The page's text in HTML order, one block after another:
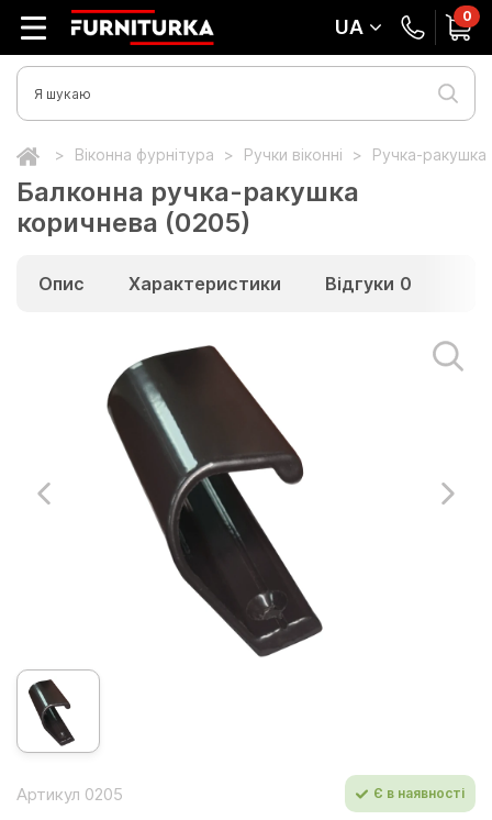
UA 0
Віконна фурнітура Ручки віконні Ручка-ракушка
Балконна ручка-ракушка
коричнева (0205)
Опис Характеристики Відгуки 0
Артикул 0205 Є в наявності